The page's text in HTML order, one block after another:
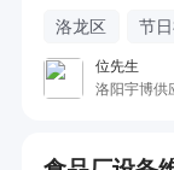
洛龙区 节
位先生
洛阳宇博供